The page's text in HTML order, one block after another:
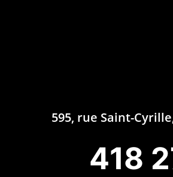
595, rue Saint-
418